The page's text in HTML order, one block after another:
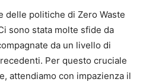
delle politiche di Zero Waste
sono stata molte sfide da
da un livello di
Per questo cruciale
attendiamo con impazienza il